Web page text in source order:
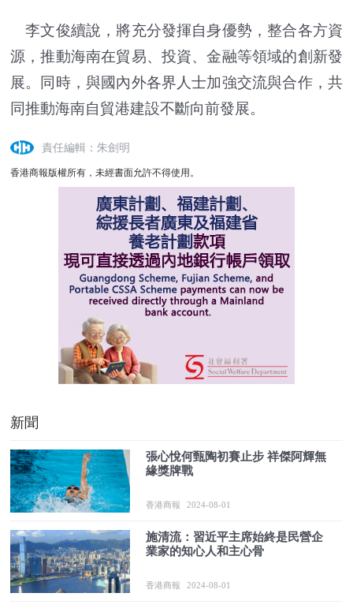
李文俊續說，將充分發揮自身優勢，整合各方資
源，推動海南在貿易、投資、金融等領域的創新發
展。同時，與國內外各界人士加強交流與合作，共
同推動海南自貿港建設不斷向前發展。
責任編輯：朱劍明
香港商報版權所有，未經書面允許不得使用。
新聞
張心悅何甄陶初賽止步 祥傑阿輝無
緣獎牌戰
香港商報 2024-08-01
施清流：習近平主席始終是民營企
業家的知心人和主心骨
香港商報 2024-08-01